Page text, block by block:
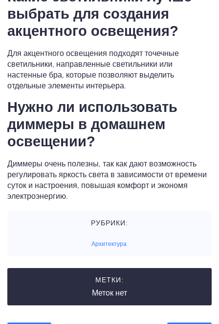
выбрать для создания
акцентного освещения?
Для акцентного освещения подходят точечные
светильники, направленные светильники или
настенные бра, которые позволяют выделить
отдельные элементы интерьера.
Нужно ли использовать
диммеры в домашнем
освещении?
Диммеры очень полезны, так как дают возможность
регулировать яркость света в зависимости от времени
суток и настроения, повышая комфорт и экономя
электроэнергию.
РУБРИКИ:
Архитектура
МЕТКИ:
Меток нет